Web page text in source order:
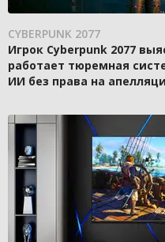
CYBERPUNK 2077
Игрок Cyberpunk 2077
работает тюремная
ИИ без права на